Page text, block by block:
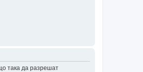
така да разрешат